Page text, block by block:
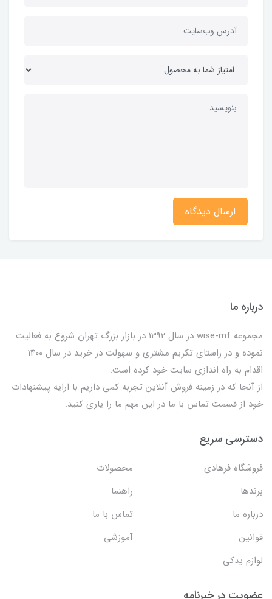
ارسال دیدگاه
درباره ما
مجموعه wise-mf در سال 1392 در بازار بزرگ تهران شروع به فعالیت
نموده و در راستای تکریم مشتری و سهولت در خرید در سال 1400
اقدام به راه اندازی سایت خود کرده است.
از آنجا که در زمینه فروش آنلاین تجربه کمی داریم با ارایه پیشنهادات
خود از قسمت تماس با ما در این مهم ما را یاری کنید.
دسترسی سریع
فروشگاه فرهادی
محصولات
برندها
راهنما
درباره ما
تماس با ما
قوانین
آموزشی
لوازم یدکی
عضویت در خبرنامه